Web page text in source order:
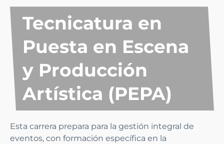
Tecnicatura en
Puesta en Escena
y Producción
Artística (PEPA)
Esta carrera prepara para la gestión integral de
eventos, con formación específica en la